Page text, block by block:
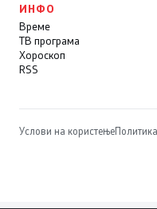
ИНФО
Време
ТВ програма
Хороскоп
RSS
Услови на користење